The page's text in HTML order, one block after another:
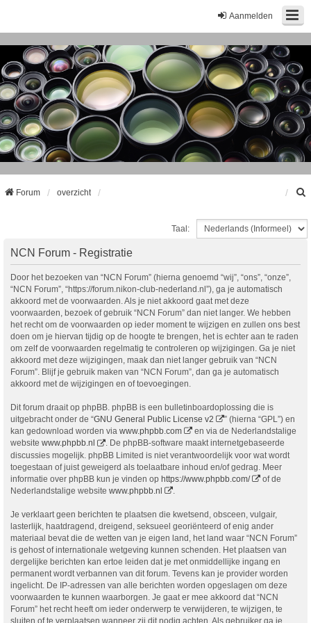
Aanmelden
Forum overzicht
Taal:
NCN Forum - Registratie
Door het bezoeken van “NCN Forum” (hierna genoemd “wij”, “ons”, “onze”,
“NCN Forum”, “https://forum.nikon-club-nederland.nl”), ga je automatisch
akkoord met de voorwaarden. Als je niet akkoord gaat met deze
voorwaarden, bezoek of gebruik “NCN Forum” dan niet langer. We hebben
het recht om de voorwaarden op ieder moment te wijzigen en zullen ons best
doen om je hiervan tijdig op de hoogte te brengen, het is echter aan te raden
om zelf de voorwaarden regelmatig te controleren op wijzigingen. Ga je niet
akkoord met deze wijzigingen, maak dan niet langer gebruik van “NCN
Forum”. Blijf je gebruik maken van “NCN Forum”, dan ga je automatisch
akkoord met de wijzigingen en of toevoegingen.
Dit forum draait op phpBB. phpBB is een bulletinboardoplossing die is
uitgebracht onder de “GNU General Public License v2
” (hierna “GPL”) en
kan gedownload worden via www.phpbb.com
en via de Nederlandstalige
website www.phpbb.nl
. De phpBB-software maakt internetgebaseerde
discussies mogelijk. phpBB Limited is niet verantwoordelijk voor wat wordt
toegestaan of juist geweigerd als toelaatbare inhoud en/of gedrag. Meer
informatie over phpBB kun je vinden op https://www.phpbb.com/
of de
Nederlandstalige website www.phpbb.nl .
Je verklaart geen berichten te plaatsen die kwetsend, obsceen, vulgair,
lasterlijk, haatdragend, dreigend, seksueel georiënteerd of enig ander
materiaal bevat die de wetten van je eigen land, het land waar “NCN Forum”
is gehost of internationale wetgeving kunnen schenden. Het plaatsen van
dergelijke berichten kan ertoe leiden dat je met onmiddellijke ingang en
permanent wordt verbannen van dit forum. Tevens kan je provider worden
ingelicht. De IP-adressen van alle berichten worden opgeslagen om deze
voorwaarden te kunnen waarborgen. Je gaat er mee akkoord dat “NCN
Forum” het recht heeft om ieder onderwerp te verwijderen, te wijzigen, te